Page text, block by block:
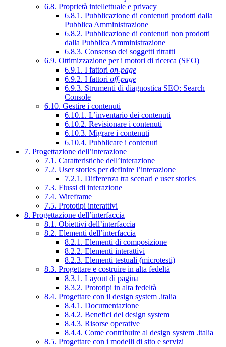
6.8. Proprietà intellettuale e privacy
6.8.1. Pubblicazione di contenuti prodotti dalla
Pubblica Amministrazione
6.8.2. Pubblicazione di contenuti non prodotti
dalla Pubblica Amministrazione
6.8.3. Consenso dei soggetti ritratti
6.9. Ottimizzazione per i motori di ricerca (SEO)
6.9.1. I fattori on-page
6.9.2. I fattori off-page
6.9.3. Strumenti di diagnostica SEO: Search
Console
6.10. Gestire i contenuti
6.10.1. L’inventario dei contenuti
6.10.2. Revisionare i contenuti
6.10.3. Migrare i contenuti
6.10.4. Pubblicare i contenuti
7. Progettazione dell’interazione
7.1. Caratteristiche dell’interazione
7.2. User stories per definire l’interazione
7.2.1. Differenza tra scenari e user stories
7.3. Flussi di interazione
7.4. Wireframe
7.5. Prototipi interattivi
8. Progettazione dell’interfaccia
8.1. Obiettivi dell’interfaccia
8.2. Elementi dell’interfaccia
8.2.1. Elementi di composizione
8.2.2. Elementi interattivi
8.2.3. Elementi testuali (microtesti)
8.3. Progettare e costruire in alta fedeltà
8.3.1. Layout di pagina
8.3.2. Prototipi in alta fedeltà
8.4. Progettare con il design system .italia
8.4.1. Documentazione
8.4.2. Benefici del design system
8.4.3. Risorse operative
8.4.4. Come contribuire al design system .italia
8.5. Progettare con i modelli di sito e servizi